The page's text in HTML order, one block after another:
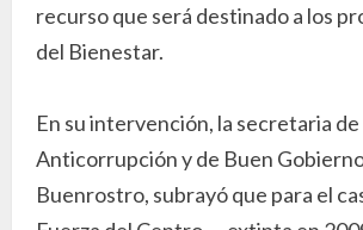
recurso que será destinado a los
del Bienestar.
En su intervención, la secretaria de
Anticorrupción y de Buen
Buenrostro, subrayó que para el